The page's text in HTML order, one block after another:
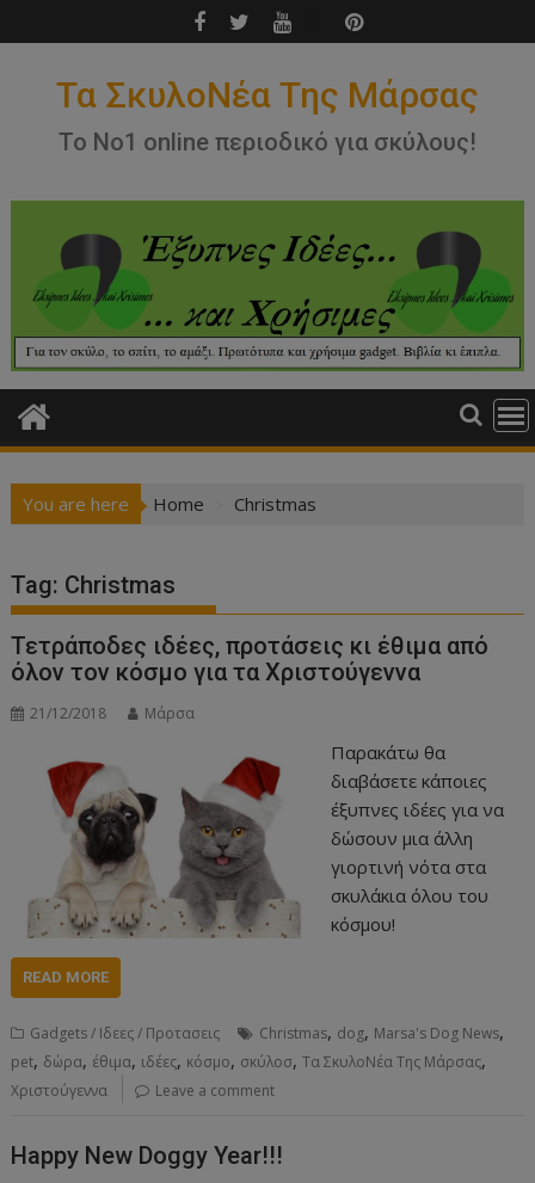
to
Τα ΣκυλοΝέα Της Μάρσας
Το Νο1 online περιοδικό για σκύλους!
You are here Home Christmas
Tag: Christmas
Τετράποδες ιδέες, προτάσεις κι έθιμα από
όλον τον κόσμο για τα Χριστούγεννα
21/12/2018 Μάρσα
Παρακάτω θα
διαβάσετε κάποιες
έξυπνες ιδέες για να
δώσουν μια άλλη
γιορτινή νότα στα
σκυλάκια όλου του
κόσμου!
READ MORE
Gadgets / Ιδεες / Προτασεις Christmas, dog, Marsa's Dog News,
pet, δώρα, έθιμα, ιδέες, κόσμο, σκύλοσ,Τα ΣκυλοΝέα Της Μάρσας,
Χριστούγεννα Leave a comment
Happy New Doggy Year!!!